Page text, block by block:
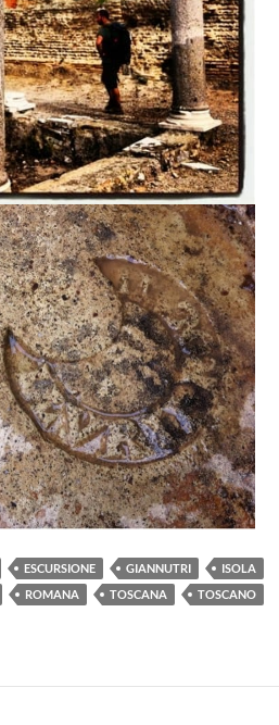
ESCURSIONE GIANNUTRI
ISOLA
ROMANA TOSCANA
TOSCANO